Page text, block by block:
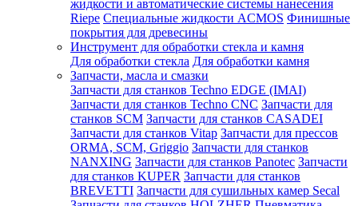
жидкости и автоматические системы нанесения
Riepe Специальные жидкости ACMOS Финишные
покрытия для древесины
Инструмент для обработки стекла и камня
Для обработки стекла Для обработки камня
Запчасти, масла и смазки
Запчасти для станков Techno EDGE (IMAI)
Запчасти для станков Techno CNC Запчасти для
станков SCM Запчасти для станков CASADEI
Запчасти для станков Vitap Запчасти для прессов
ORMA, SCM, Griggio Запчасти для станков
NANXING Запчасти для станков Panotec Запчасти
для станков KUPER Запчасти для станков
BREVETTI Запчасти для сушильных камер Secal